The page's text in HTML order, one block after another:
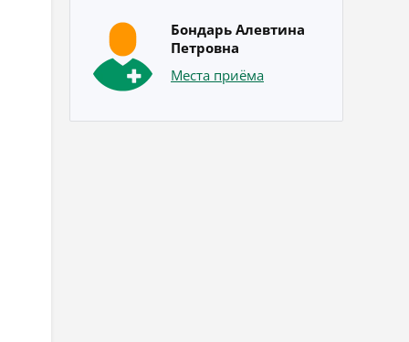
Бондарь Алевтина
Петровна
Места приёма